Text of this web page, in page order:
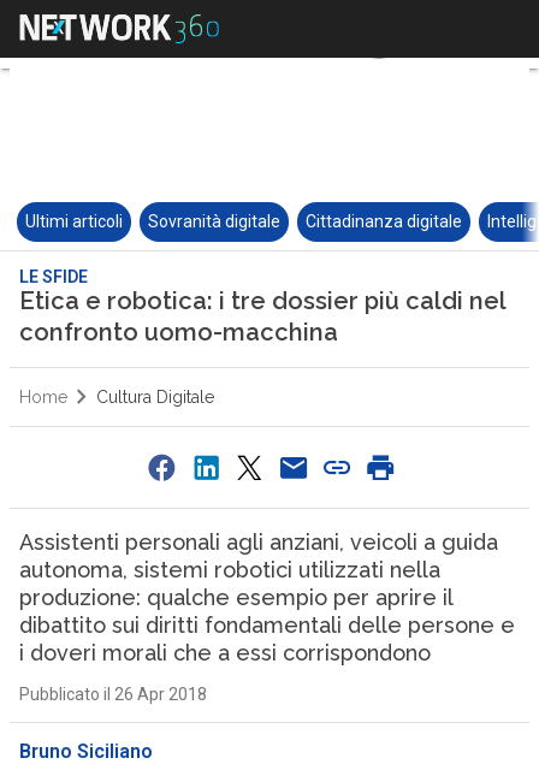
Ultimi articoli Sovranità digitale Cittadinanza digitale
LE SFIDE
Etica e robotica: i tre dossier più caldi nel
confronto uomo-macchina
Home Cultura Digitale
Assistenti personali agli anziani, veicoli a guida
autonoma, sistemi robotici utilizzati nella
produzione: qualche esempio per aprire il
dibattito sui diritti fondamentali delle persone e
i doveri morali che a essi corrispondono
Pubblicato il 26 Apr 2018
Bruno Siciliano